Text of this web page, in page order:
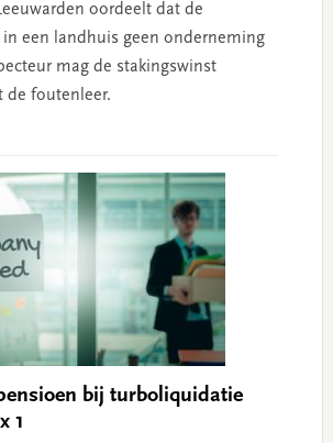
oordeelt dat de
in een landhuis geen onderneming
mag de stakingswinst
de foutenleer.
bij turboliquidatie
1